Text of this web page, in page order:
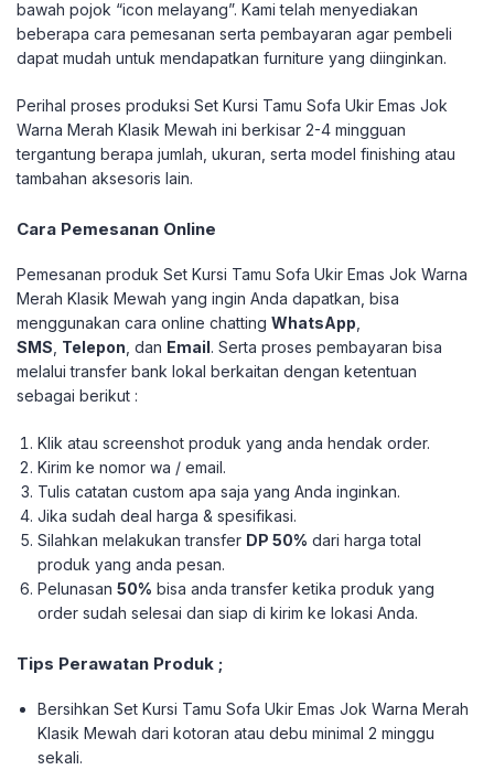
bawah pojok “icon melayang”. Kami telah menyediakan
beberapa cara pemesanan serta pembayaran agar pembeli
dapat mudah untuk mendapatkan furniture yang diinginkan.
Perihal proses produksi Set Kursi Tamu Sofa Ukir Emas Jok
Warna Merah Klasik Mewah ini berkisar 2-4 mingguan
tergantung berapa jumlah, ukuran, serta model finishing atau
tambahan aksesoris lain.
Cara Pemesanan Online
Pemesanan produk Set Kursi Tamu Sofa Ukir Emas Jok Warna
Merah Klasik Mewah yang ingin Anda dapatkan, bisa
menggunakan cara online chatting WhatsApp
SMS Telepon , dan Email. Serta proses pembayaran bisa
melalui transfer bank lokal berkaitan dengan ketentuan
sebagai berikut :
Klik atau screenshot produk yang anda hendak order.
Kirim ke nomor wa / email.
Tulis catatan custom apa saja yang Anda inginkan.
Jika sudah deal harga & spesifikasi.
Silahkan melakukan transfer DP 50% dari harga total
produk yang anda pesan.
Pelunasan50% bisa anda transfer ketika produk yang
order sudah selesai dan siap di kirim ke lokasi Anda.
Tips Perawatan Produk ;
Bersihkan Set Kursi Tamu Sofa Ukir Emas Jok Warna Merah
Klasik Mewah dari kotoran atau debu minimal 2 minggu
sekali.